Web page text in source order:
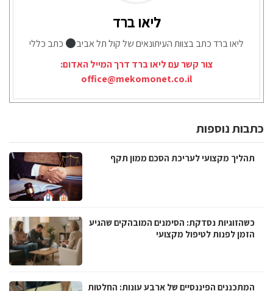
ליאו ברד
ליאו ברד כתב בצוות העיתונאים של קול תל אביב
כתב כללי
צור קשר עם ליאו ברד דרך המייל האדום:
office@mekomonet.co.il
כתבות נוספות
תהליך מקצועי לעריכת הסכם ממון תקף
כשהזוגיות נסדקת: הסימנים המובהקים שהגיע
הזמן לפנות לטיפול מקצועי
המתכננים הפיננסיים של ארבע עונות: החלטות